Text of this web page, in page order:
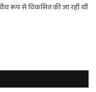
रूप से विकसित की जा रही थी